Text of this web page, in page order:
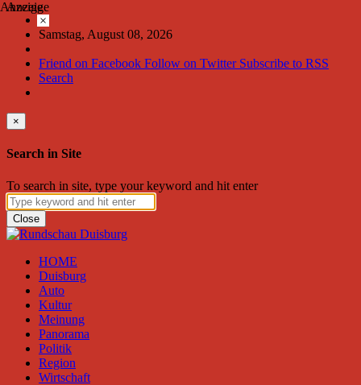
Samstag, August 08, 2026
Friend on Facebook Follow on Twitter Subscribe to RSS
Search
×
Search in Site
To search in site, type your keyword and hit enter
Close
HOME
Duisburg
Auto
Kultur
Meinung
Panorama
Politik
Region
Wirtschaft
Anzeige
×
Anzeige